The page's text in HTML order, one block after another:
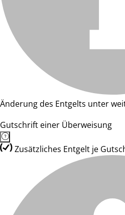
Änderung des Entgelts unter
Gutschrift einer Überweisung
Zusätzliches Entgelt je